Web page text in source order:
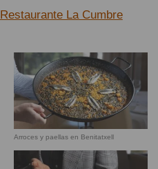
Restaurante La Cumbre
Arroces y paellas en Benitatxell